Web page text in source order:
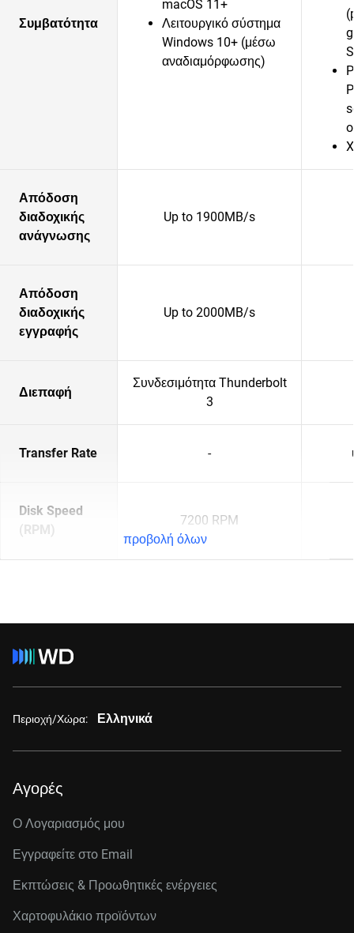
Συμβατότητα
macOS 11+
Λειτουργικό σύστημα
Windows 10+ (μέσω
αναδιαμόρφωσης)
Απόδοση
διαδοχικής
ανάγνωσης
Up to 1900MB/s
Απόδοση
διαδοχικής
εγγραφής
Up to 2000MB/s
Διεπαφή
Συνδεσιμότητα Thunderbolt
3
Transfer Rate -
Disk Speed
(RPM)
7200 RPM
προβολή όλων
Περιοχή/Χώρα: Ελληνικά
Αγορές
Ο Λογαριασμός μου
Εγγραφείτε στo Email
Εκπτώσεις & Προωθητικές ενέργειες
Χαρτοφυλάκιο προϊόντων